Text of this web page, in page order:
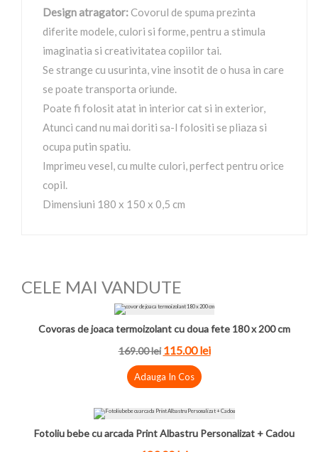
Design atragator:Covorul de spuma prezinta
diferite modele, culori si forme, pentru a stimula
imaginatia si creativitatea copiilor tai.
Se strange cu usurinta, vine insotit de o husa in care
se poate transporta oriunde.
Poate fi folosit atat in interior cat si in exterior,
Atunci cand nu mai doriti sa-l folositi se pliaza si
ocupa putin spatiu.
Imprimeu vesel, cu multe culori, perfect pentru orice
copil.
Dimensiuni 180 x 150 x 0,5 cm
CELE MAI VANDUTE
Covoras de joaca termoizolant cu doua fete 180 x 200 cm
169.00 lei 115.00 lei
Adauga In Cos
Fotoliu bebe cu arcada Print Albastru Personalizat + Cadou